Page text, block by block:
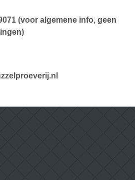
(voor algemene info, geen